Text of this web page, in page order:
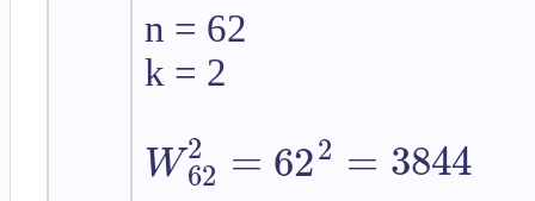
n = 62
k = 2
W2
62 = 622 = 3844